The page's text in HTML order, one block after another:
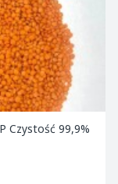
Czystość 99,9%